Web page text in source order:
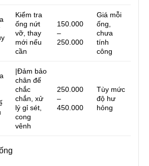
Kiểm tra
ống nứt
vỡ, thay
mới nếu
cần
150.000
–
250.000
Giá mỗi
ống,
chưa
tính
công
|Đảm bảo
chân đế
chắc
chắn, xử
lý gỉ sét,
cong
vênh
250.000
–
450.000
Tùy mức
độ hư
hỏng